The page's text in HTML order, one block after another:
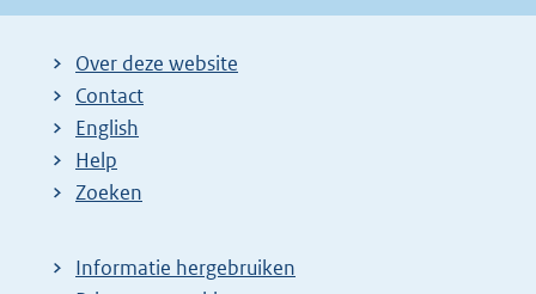
Over deze website
Contact
English
Help
Zoeken
Informatie hergebruiken